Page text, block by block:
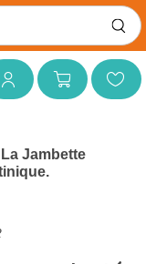
Mon panierMes favoris
Jambette